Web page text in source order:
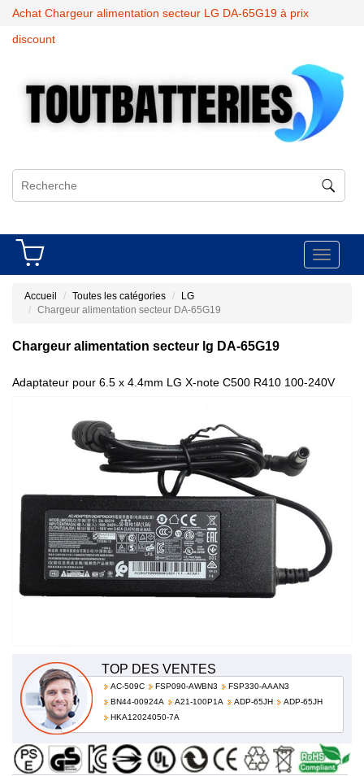
Achat Chargeur alimentation secteur LG DA-65G19 à prix
discount
Toggle
Accueil Toutes les catégories
LG
Chargeur alimentation secteur DA-65G19
Chargeur alimentation secteur lg DA-65G19
Adaptateur pour 6.5 x 4.4mm LG X-note C500 R410 100-240V
TOP DES VENTES
AC-509C FSP090-AWBN3
FSP330-AAAN3
BN44-00924A
A21-100P1A ADP-65JH
ADP-65JH
HKA12024050-7A